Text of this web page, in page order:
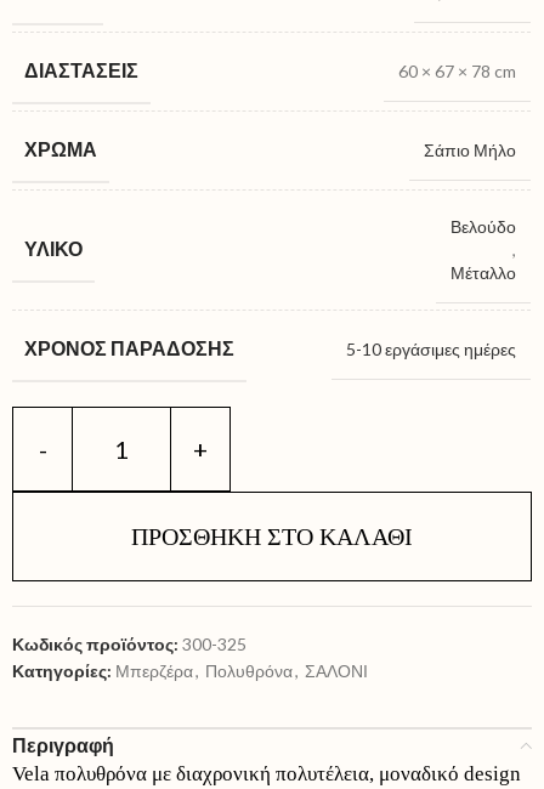
ΔΙΑΣΤΆΣΕΙΣ 60 × 67 × 78 cm
ΧΡΏΜΑ Σάπιο Μήλο
ΥΛΙΚΌ
Βελούδο
,
Μέταλλο
ΧΡΌΝΟΣ ΠΑΡΆΔΟΣΗΣ 5-10 εργάσιμες ημέρες
ΠΡΟΣΘΉΚΗ ΣΤΟ ΚΑΛΆΘΙ
Κωδικός προϊόντος: 300-325
Κατηγορίες: Μπερζέρα, Πολυθρόνα, ΣΑΛΟΝΙ
Περιγραφή
Vela πολυθρόνα με διαχρονική πολυτέλεια, μοναδικό design